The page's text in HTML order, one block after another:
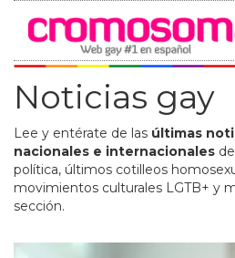
Noticias gay
Lee y entérate de las últimas
nacionales e internacionales
política, últimos cotilleos
movimientos culturales LGTB+ y
sección.